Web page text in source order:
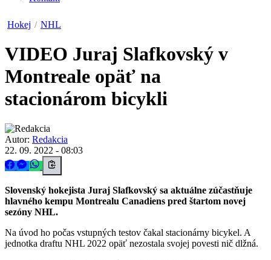
Hokej / NHL
VIDEO Juraj Slafkovský v
Montreale opäť na
stacionárom bicykli
Autor: Redakcia
22. 09. 2022 - 08:03
Slovenský hokejista Juraj Slafkovský sa aktuálne zúčastňuje
hlavného kempu Montrealu Canadiens pred štartom novej
sezóny NHL.
Na úvod ho počas vstupných testov čakal stacionárny bicykel. A
jednotka draftu NHL 2022 opäť nezostala svojej povesti nič dlžná.